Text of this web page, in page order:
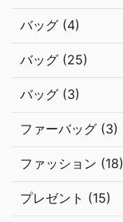
バッグ (4)
バッグ (25)
バッグ (3)
ファーバッグ (3)
ファッション (18)
プレゼント (15)